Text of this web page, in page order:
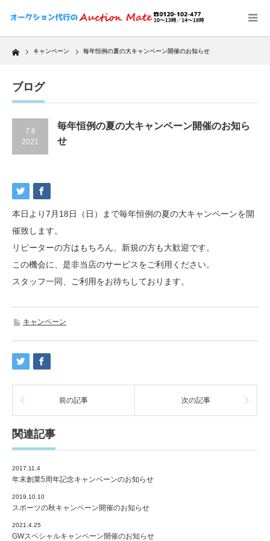
Home キャンペーン 毎年恒例の夏の大キャンペーン開催のお知らせ
ブログ
7.6
2021
毎年恒例の夏の大キャンペーン開催のお知ら
せ
本日より7月18日（日）まで毎年恒例の夏の大キャンペーンを開
催致します。
リピーターの方はもちろん、新規の方も大歓迎です。
この機会に、是非当店のサービスをご利用ください。
スタッフ一同、ご利用をお待ちしております。
キャンペーン
前の記事 次の記事
関連記事
2017.11.4
年末創業5周年記念キャンペーンのお知らせ
2019.10.10
スポーツの秋キャンペーン開催のお知らせ
2021.4.25
GWスペシャルキャンペーン開催のお知らせ